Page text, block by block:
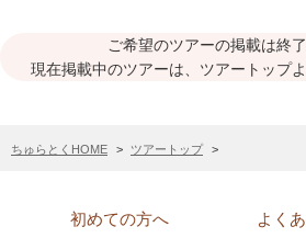
ご希望のツアーの掲載は終了
現在掲載中のツアーは、ツアートップ
ちゅらとくHOME ツアートップ
初めての方へ
よく